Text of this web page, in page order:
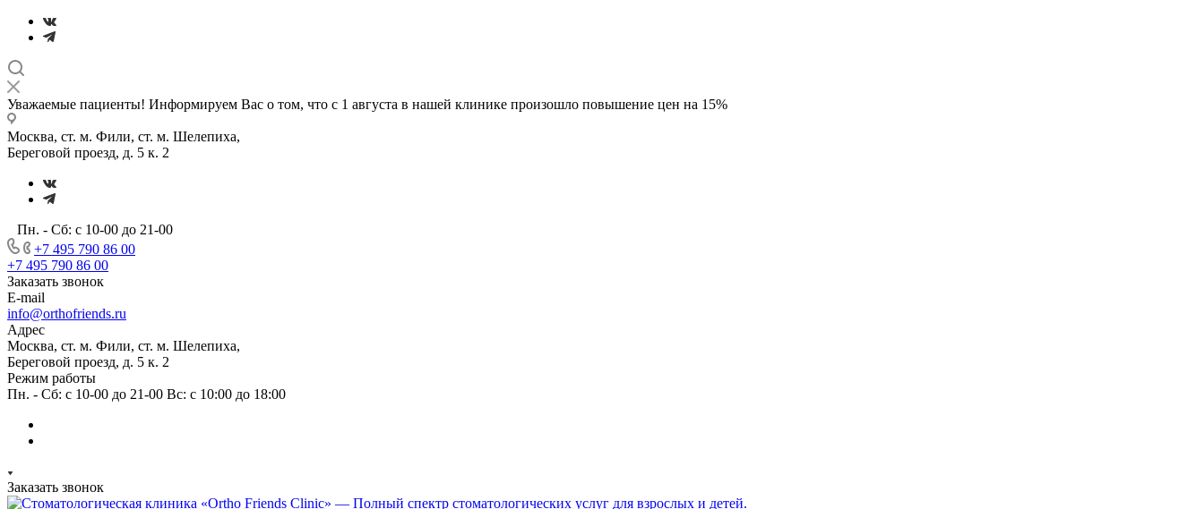
Уважаемые пациенты! Информируем Вас о том, что с 1 августа в нашей клинике произошло повышение цен на 15%
Москва, ст. м. Фили, ст. м. Шелепиха,
Береговой проезд, д. 5 к. 2
Пн. - Сб: с 10-00 до 21-00
+7 495 790 86 00
+7 495 790 86 00
Заказать звонок
E-mail
info@orthofriends.ru
Адрес
Москва, ст. м. Фили, ст. м. Шелепиха,
Береговой проезд, д. 5 к. 2
Режим работы
Пн. - Сб: с 10-00 до 21-00 Вс: c 10:00 до 18:00
Заказать звонок